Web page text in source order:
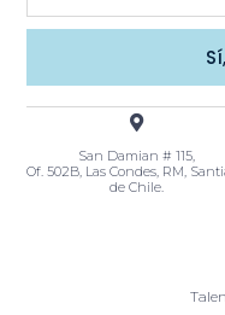
San Damian # 115,
Of. 502B, Las Condes, RM,
de Chile.